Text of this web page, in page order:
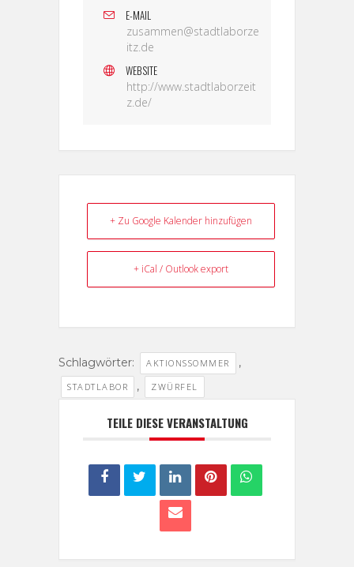
E-MAIL
zusammen@stadtlaborze
itz.de
WEBSITE
http://www.stadtlaborzeit
z.de/
+ Zu Google Kalender hinzufügen
+ iCal / Outlook export
Schlagwörter: AKTIONSSOMMER ,
STADTLABOR , ZWÜRFEL
TEILE DIESE VERANSTALTUNG